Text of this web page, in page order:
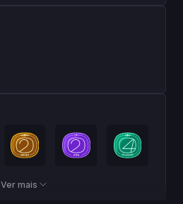
Ver mais